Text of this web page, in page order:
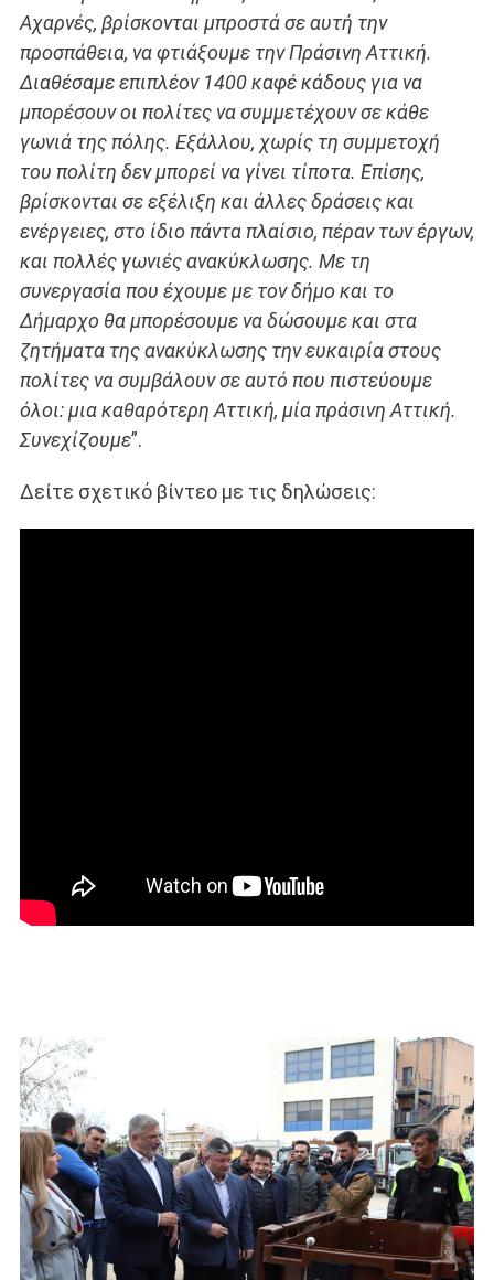
Αχαρνές, βρίσκονται μπροστά σε αυτή την
προσπάθεια, να φτιάξουμε την Πράσινη Αττική.
Διαθέσαμε επιπλέον 1400 καφέ κάδους για να
μπορέσουν οι πολίτες να συμμετέχουν σε κάθε
γωνιά της πόλης. Εξάλλου, χωρίς τη συμμετοχή
του πολίτη δεν μπορεί να γίνει τίποτα. Επίσης,
βρίσκονται σε εξέλιξη και άλλες δράσεις και
ενέργειες, στο ίδιο πάντα πλαίσιο, πέραν των έργων,
και πολλές γωνιές ανακύκλωσης. Με τη
συνεργασία που έχουμε με τον δήμο και το
Δήμαρχο θα μπορέσουμε να δώσουμε και στα
ζητήματα της ανακύκλωσης την ευκαιρία στους
πολίτες να συμβάλουν σε αυτό που πιστεύουμε
όλοι: μια καθαρότερη Αττική, μία πράσινη Αττική.
Συνεχίζουμε”.
Δείτε σχετικό βίντεο με τις δηλώσεις: